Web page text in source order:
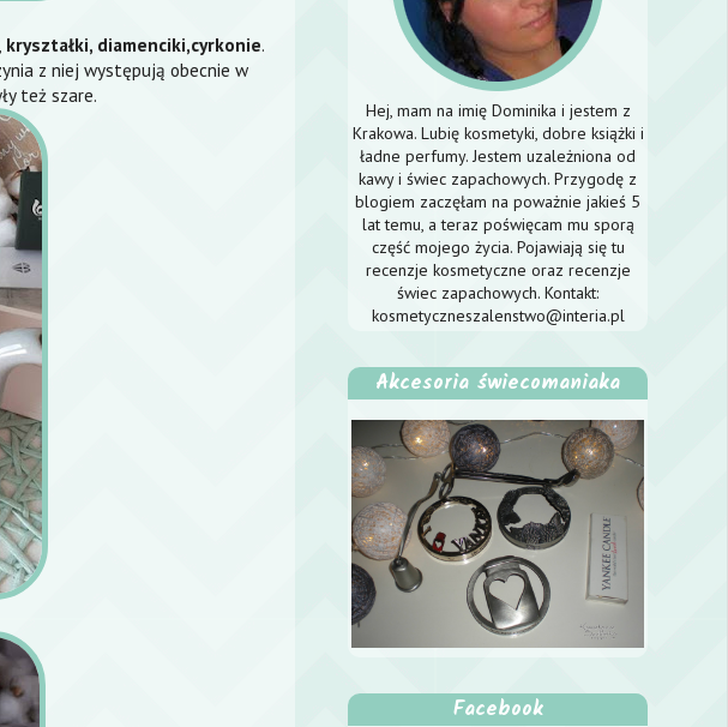
kryształki, diamenciki,cyrkonie.
z niej występują obecnie w
też szare.
Hej, mam na imię Dominika i jestem z
Krakowa. Lubię kosmetyki, dobre książki i
ładne perfumy. Jestem uzależniona od
kawy i świec zapachowych. Przygodę z
blogiem zaczęłam na poważnie jakieś 5
lat temu, a teraz poświęcam mu sporą
część mojego życia. Pojawiają się tu
recenzje kosmetyczne oraz recenzje
świec zapachowych. Kontakt:
kosmetyczneszalenstwo@interia.pl
Akcesoria świecomaniaka
Facebook